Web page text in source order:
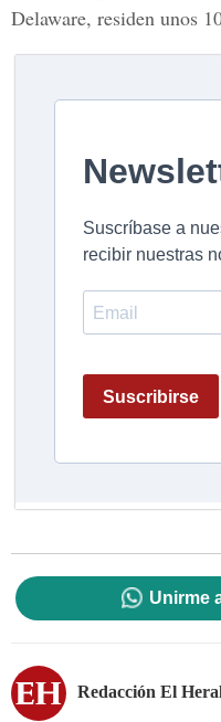
Delaware, residen unos
Unirme
Redacción El